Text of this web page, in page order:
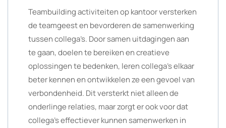
Teambuilding activiteiten op kantoor versterken
de teamgeest en bevorderen de samenwerking
tussen collega’s. Door samen uitdagingen aan
te gaan, doelen te bereiken en creatieve
oplossingen te bedenken, leren collega’s elkaar
beter kennen en ontwikkelen ze een gevoel van
verbondenheid. Dit versterkt niet alleen de
onderlinge relaties, maar zorgt er ook voor dat
collega’s effectiever kunnen samenwerken in